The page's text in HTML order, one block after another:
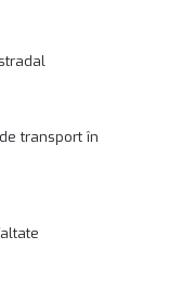
transport în